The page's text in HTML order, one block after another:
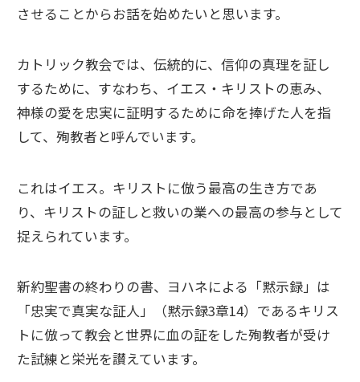
させることからお話を始めたいと思います。
カトリック教会では、伝統的に、信仰の真理を証し
するために、すなわち、イエス・キリストの恵み、
神様の愛を忠実に証明するために命を捧げた人を指
して、殉教者と呼んでいます。
これはイエス。キリストに倣う最高の生き方であ
り、キリストの証しと救いの業への最高の参与として
捉えられています。
新約聖書の終わりの書、ヨハネによる「黙示録」は
「忠実で真実な証人」（黙示録3章14）であるキリス
トに倣って教会と世界に血の証をした殉教者が受け
た試練と栄光を讃えています。